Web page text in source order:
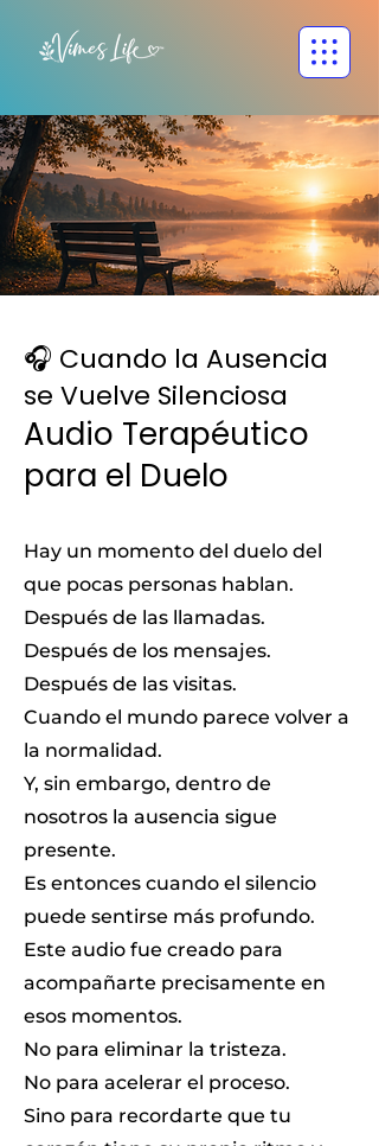
🎧 Cuando la Ausencia
se Vuelve Silenciosa
Audio Terapéutico
para el Duelo
Hay un momento del duelo del
que pocas personas hablan.
Después de las llamadas.
Después de los mensajes.
Después de las visitas.
Cuando el mundo parece volver a
la normalidad.
Y, sin embargo, dentro de
nosotros la ausencia sigue
presente.
Es entonces cuando el silencio
puede sentirse más profundo.
Este audio fue creado para
acompañarte precisamente en
esos momentos.
No para eliminar la tristeza.
No para acelerar el proceso.
Sino para recordarte que tu